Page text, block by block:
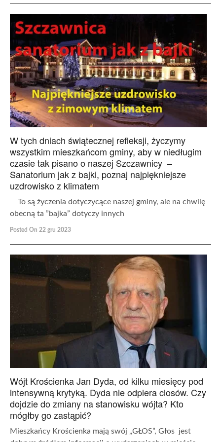
W tych dniach świątecznej refleksji, życzymy
wszystkim mieszkańcom gminy, aby w niedługim
czasie tak pisano o naszej Szczawnicy –
Sanatorium jak z bajki, poznaj najpiękniejsze
uzdrowisko z klimatem
To są życzenia dotyczycące naszej gminy, ale na chwilę
obecną ta ”bajka” dotyczy innych
Posted On 22 gru 2023
Wójt Krościenka Jan Dyda, od kilku miesięcy pod
intensywną krytyką. Dyda nie odpiera ciosów. Czy
dojdzie do zmiany na stanowisku wójta? Kto
mógłby go zastąpić?
Mieszkańcy Krościenka mają swój „GŁOS”, Głos jest